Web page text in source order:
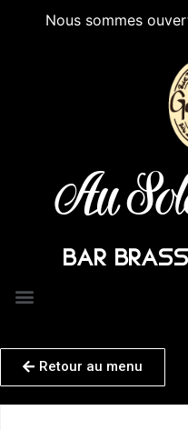
Nous sommes
Au
BAR
Retour au menu